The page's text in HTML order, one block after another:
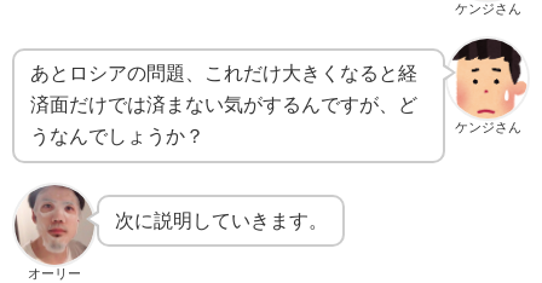
ケンジさん
ケンジさん
あとロシアの問題、これだけ大きくなると経
済面だけでは済まない気がするんですが、ど
うなんでしょうか？
オーリー
次に説明していきます。